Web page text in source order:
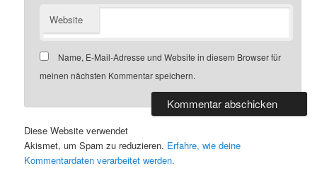
Website
Name, E-Mail-Adresse und Website in diesem Browser für
meinen nächsten Kommentar speichern.
Diese Website verwendet
Akismet, um Spam zu reduzieren. Erfahre, wie deine
Kommentardaten verarbeitet werden.